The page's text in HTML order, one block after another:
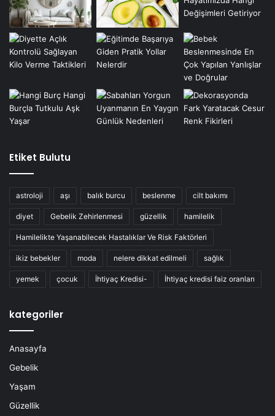
Etiket Bulutu
astroloji aşı balık burcu beslenme cilt bakımı
diyet Gebelik Zehirlenmesi güzellik hamilelik
Hamilelikte Yaşanabilecek Hastalıklar Ve Risk Faktörleri
ikiz bebekler moda nelere dikkat edilmeli sağlık
yemek çocuk İhtiyaç Kredisi- İhtiyaç kredisi faiz oranları
kategoriler
Anasayfa
Gebelik
Yaşam
Güzellik